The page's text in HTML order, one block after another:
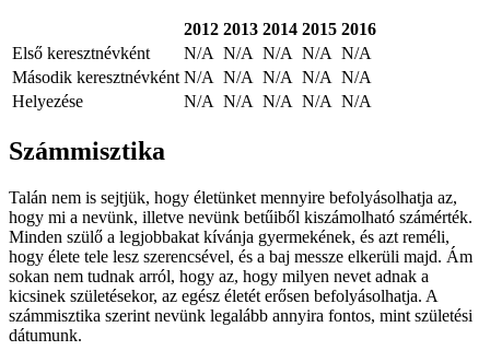
2012 2013 2014 2015 2016
Első keresztnévként
N/A N/A N/A N/A N/A
Második keresztnévként N/A N/A N/A N/A N/A
Helyezése
N/A N/A N/A N/A N/A
Számmisztika
Talán nem is sejtjük, hogy életünket mennyire befolyásolhatja az,
hogy mi a nevünk, illetve nevünk betűiből kiszámolható számérték.
Minden szülő a legjobbakat kívánja gyermekének, és azt reméli,
hogy élete tele lesz szerencsével, és a baj messze elkerüli majd. Ám
sokan nem tudnak arról, hogy az, hogy milyen nevet adnak a
kicsinek születésekor, az egész életét erősen befolyásolhatja. A
számmisztika szerint nevünk legalább annyira fontos, mint születési
dátumunk.